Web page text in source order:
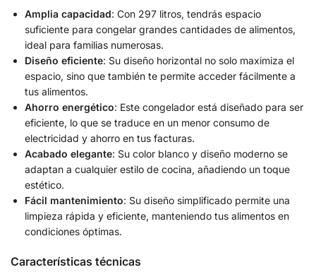
Amplia capacidad: Con 297 litros, tendrás espacio
suficiente para congelar grandes cantidades de alimentos,
ideal para familias numerosas.
Diseño eficiente: Su diseño horizontal no solo maximiza el
espacio, sino que también te permite acceder fácilmente a
tus alimentos.
Ahorro energético: Este congelador está diseñado para ser
eficiente, lo que se traduce en un menor consumo de
electricidad y ahorro en tus facturas.
Acabado elegante: Su color blanco y diseño moderno se
adaptan a cualquier estilo de cocina, añadiendo un toque
estético.
Fácil mantenimiento: Su diseño simplificado permite una
limpieza rápida y eficiente, manteniendo tus alimentos en
condiciones óptimas.
Características técnicas